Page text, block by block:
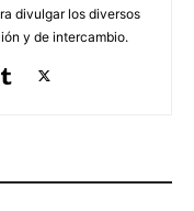
divulgar los diversos
y de intercambio.